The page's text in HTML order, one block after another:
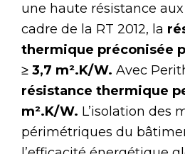
une haute résistance
cadre de la RT 2012, la
thermique préconisée
≥ 3,7 m².K/W. Avec
résistance thermique
m².K/W. L’isolation des
périmétriques du